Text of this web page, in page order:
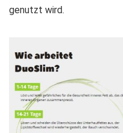
genutzt wird.